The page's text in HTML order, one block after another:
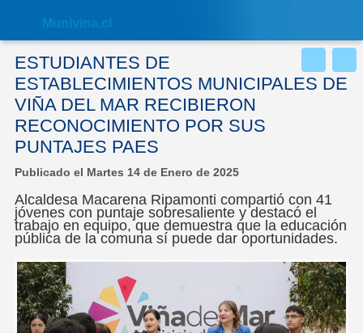
web
incluye
sistema
accesibilidad.
Munivina.cl
ESTUDIANTES DE
ESTABLECIMIENTOS MUNICIPALES DE
VIÑA DEL MAR RECIBIERON
RECONOCIMIENTO POR SUS
PUNTAJES PAES
Publicado el Martes 14 de Enero de 2025
Alcaldesa Macarena Ripamonti compartió con 41
jóvenes con puntaje sobresaliente y destacó el
trabajo en equipo, que demuestra que la educación
pública de la comuna sí puede dar oportunidades.